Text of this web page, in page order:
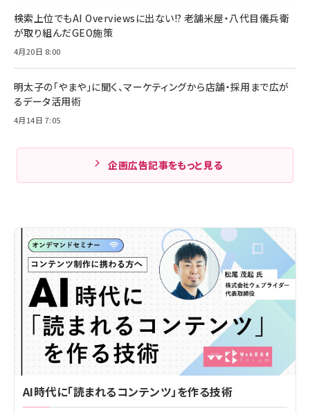
検索上位でもAI Overviewsに出ない!? 老舗米屋・八代目儀兵衛
が取り組んだGEO施策
4月20日 8:00
明太子の「やまや」に聞く、マーケティングから店舗・採用まで広が
るデータ活用術
4月14日 7:05
企画広告記事をもっと見る
AI時代に「読まれるコンテンツ」を作る技術